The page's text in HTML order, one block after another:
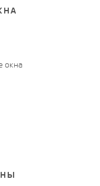
окна